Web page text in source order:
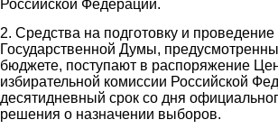
Российской Федерации.
2. Средства на подготовку и
Государственной Думы,
бюджете, поступают в распоряжение
избирательной комиссии Российской
десятидневный срок со дня
решения о назначении выборов.